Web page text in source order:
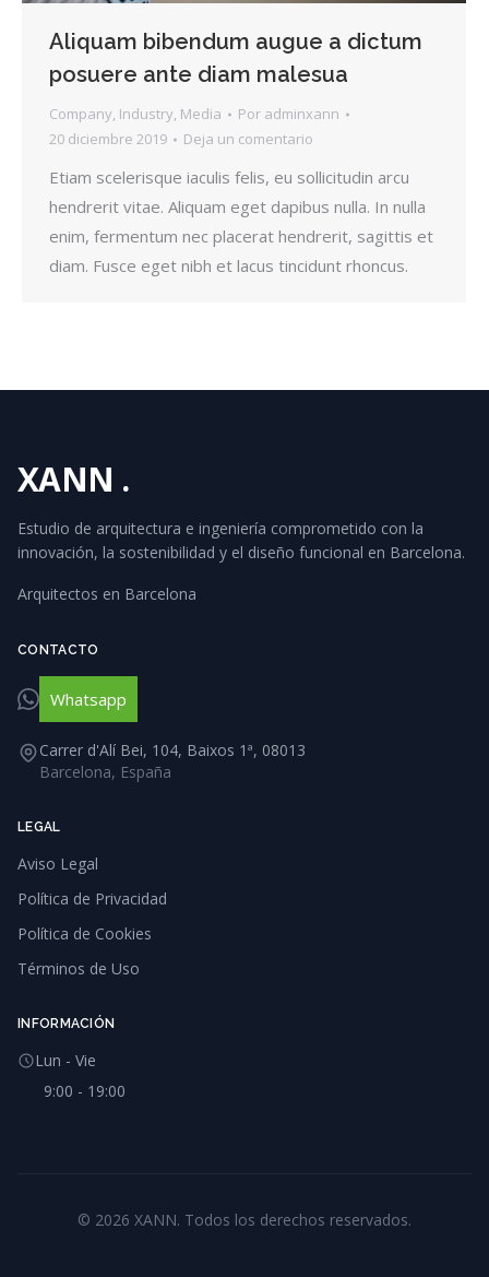
Aliquam bibendum augue a dictum
posuere ante diam malesua
Company, Industry, Media Por adminxann
20 diciembre 2019
Deja un comentario
Etiam scelerisque iaculis felis, eu sollicitudin arcu
hendrerit vitae. Aliquam eget dapibus nulla. In nulla
enim, fermentum nec placerat hendrerit, sagittis et
diam. Fusce eget nibh et lacus tincidunt rhoncus.
XANN .
Estudio de arquitectura e ingeniería comprometido con la
innovación, la sostenibilidad y el diseño funcional en Barcelona.
Arquitectos en Barcelona
CONTACTO
Whatsapp
Carrer d'Alí Bei, 104, Baixos 1ª, 08013
Barcelona, España
LEGAL
Aviso Legal
Política de Privacidad
Política de Cookies
Términos de Uso
INFORMACIÓN
Lun - Vie
9:00 - 19:00
© 2026 XANN. Todos los derechos reservados.